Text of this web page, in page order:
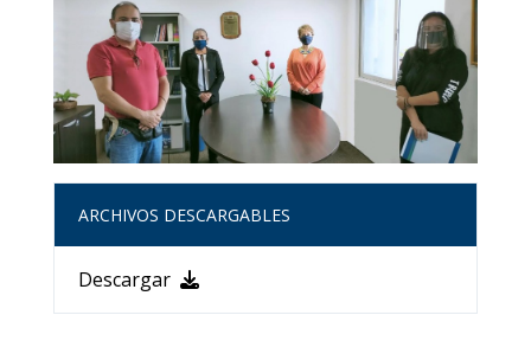
ARCHIVOS DESCARGABLES
Descargar